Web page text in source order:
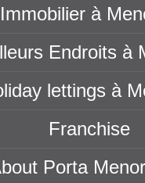
Immobilier à
Endroits à
lettings à
Franchise
Porta